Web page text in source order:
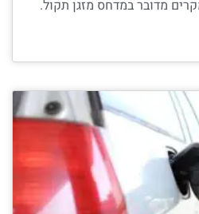
מדובר במדחס מזגן תקול.